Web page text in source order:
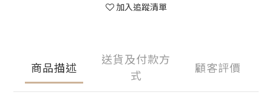
加入追蹤清單
商品描述
送貨及付款方
式
顧客評價